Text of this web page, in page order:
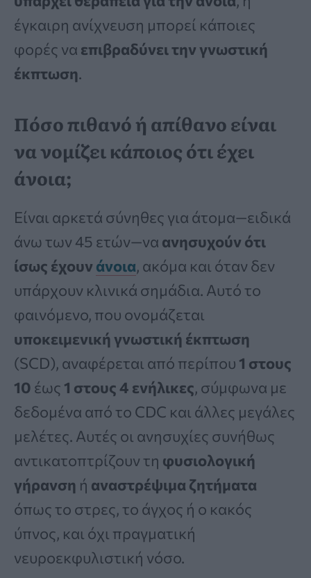
έγκαιρη ανίχνευση μπορεί κάποιες
φορές να επιβραδύνει την γνωστική
έκπτωση.
Πόσο πιθανό ή απίθανο είναι
να νομίζει κάποιος ότι έχει
άνοια;
Είναι αρκετά σύνηθες για άτομα—ειδικά
άνω των 45 ετών—να ανησυχούν ότι
ίσως έχουν άνοια, ακόμα και όταν δεν
υπάρχουν κλινικά σημάδια. Αυτό το
φαινόμενο, που ονομάζεται
υποκειμενική γνωστική έκπτωση
(SCD), αναφέρεται από περίπου 1 στους
10 έως 1 στους 4 ενήλικες, σύμφωνα με
δεδομένα από το CDC και άλλες μεγάλες
μελέτες. Αυτές οι ανησυχίες συνήθως
αντικατοπτρίζουν τη φυσιολογική
γήρανση ή αναστρέψιμα ζητήματα
όπως το στρες, το άγχος ή ο κακός
ύπνος, και όχι πραγματική
νευροεκφυλιστική νόσο.